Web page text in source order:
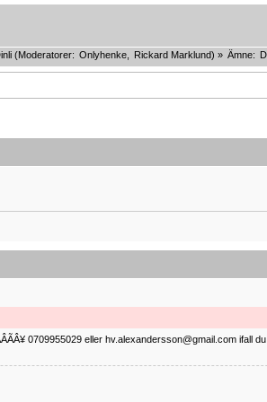
(Moderatorer: Onlyhenke, Rickard Marklund) » Ämne:
0709955029 eller hv.alexandersson@gmail.com ifall